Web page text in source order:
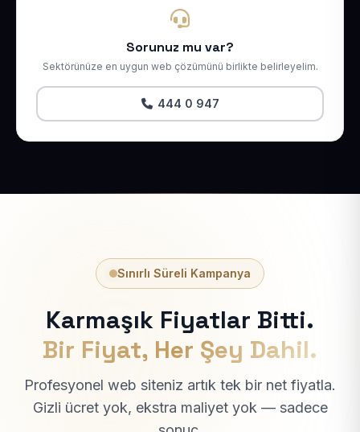
Sorunuz mu var?
Sektörünüze en uygun web çözümünü birlikte belirleyelim.
444 0 947
Sınırlı Süreli Kampanya
Karmaşık Fiyatlar Bitti.
Bir Fiyat, Her Şey Dahil.
Profesyonel web siteniz artık tek bir net fiyatla.
Gizli ücret yok, ekstra maliyet yok — sadece